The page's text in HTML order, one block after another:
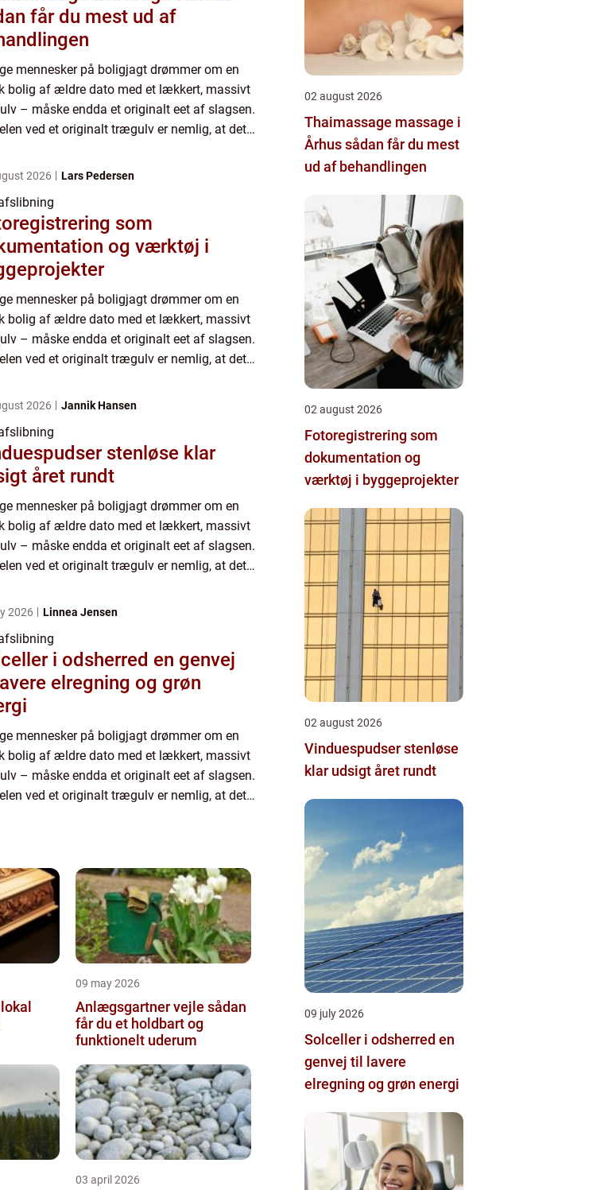
får du mest ud af
mennesker på boligjagt drømmer om en
bolig af ældre dato med et lækkert, massivt
– måske endda et originalt eet af slagsen.
ved et originalt trægulv er nemlig, at det
2026 Lars Pedersen
som
og værktøj i
mennesker på boligjagt drømmer om en
bolig af ældre dato med et lækkert, massivt
– måske endda et originalt eet af slagsen.
ved et originalt trægulv er nemlig, at det
2026 Jannik Hansen
stenløse klar
året rundt
mennesker på boligjagt drømmer om en
bolig af ældre dato med et lækkert, massivt
– måske endda et originalt eet af slagsen.
ved et originalt trægulv er nemlig, at det
2026 Linnea Jensen
i odsherred en genvej
elregning og grøn
mennesker på boligjagt drømmer om en
bolig af ældre dato med et lækkert, massivt
– måske endda et originalt eet af slagsen.
ved et originalt trægulv er nemlig, at det
09 may 2026
Anlægsgartner vejle sådan
får du et holdbart og
funktionelt uderum
03 april 2026
02 august 2026
Thaimassage massage i
Århus sådan får du mest
ud af behandlingen
02 august 2026
Fotoregistrering som
dokumentation og
værktøj i byggeprojekter
02 august 2026
Vinduespudser stenløse
klar udsigt året rundt
09 july 2026
Solceller i odsherred en
genvej til lavere
elregning og grøn energi